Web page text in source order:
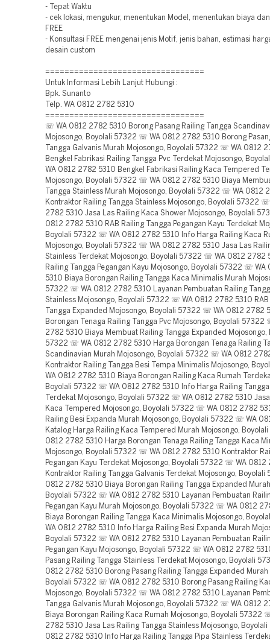
- Tepat Waktu
- cek lokasi, mengukur, menentukan Model, menentukan biaya
FREE
- Konsultasi FREE mengenai jenis Motif, jenis bahan, estimasi
desain custom
=================================
Untuk Informasi Lebih Lanjut Hubungi :
Bpk. Sunanto
Telp. WA 0812 2782 5310
=================================
☏ WA 0812 2782 5310 Borong Pasang Railing Tangga
Mojosongo, Boyolali 57322 ☏ WA 0812 2782 5310 Borong
Tangga Galvanis Murah Mojosongo, Boyolali 57322 ☏ WA 0812
Bengkel Fabrikasi Railing Tangga Pvc Terdekat Mojosongo,
WA 0812 2782 5310 Bengkel Fabrikasi Railing Kaca Tempered
Mojosongo, Boyolali 57322 ☏ WA 0812 2782 5310 Biaya
Tangga Stainless Murah Mojosongo, Boyolali 57322 ☏ WA 0812
Kontraktor Railing Tangga Stainless Mojosongo, Boyolali 57322
2782 5310 Jasa Las Railing Kaca Shower Mojosongo, Boyolali
0812 2782 5310 RAB Railing Tangga Pegangan Kayu Terdekat
Boyolali 57322 ☏ WA 0812 2782 5310 Info Harga Railing Kaca
Mojosongo, Boyolali 57322 ☏ WA 0812 2782 5310 Jasa Las
Stainless Terdekat Mojosongo, Boyolali 57322 ☏ WA 0812 2782
Railing Tangga Pegangan Kayu Mojosongo, Boyolali 57322 ☏ WA
5310 Biaya Borongan Railing Tangga Kaca Minimalis Murah
57322 ☏ WA 0812 2782 5310 Layanan Pembuatan Railing
Stainless Mojosongo, Boyolali 57322 ☏ WA 0812 2782 5310 RAB
Tangga Expanded Mojosongo, Boyolali 57322 ☏ WA 0812 2782
Borongan Tenaga Railing Tangga Pvc Mojosongo, Boyolali
2782 5310 Biaya Membuat Railing Tangga Expanded Mojosongo,
57322 ☏ WA 0812 2782 5310 Harga Borongan Tenaga Railing
Scandinavian Murah Mojosongo, Boyolali 57322 ☏ WA 0812
Kontraktor Railing Tangga Besi Tempa Minimalis Mojosongo,
WA 0812 2782 5310 Biaya Borongan Railing Kaca Rumah
Boyolali 57322 ☏ WA 0812 2782 5310 Info Harga Railing
Terdekat Mojosongo, Boyolali 57322 ☏ WA 0812 2782 5310
Kaca Tempered Mojosongo, Boyolali 57322 ☏ WA 0812 2782
Railing Besi Expanda Murah Mojosongo, Boyolali 57322 ☏ WA
Katalog Harga Railing Kaca Tempered Murah Mojosongo,
0812 2782 5310 Harga Borongan Tenaga Railing Tangga Kaca
Mojosongo, Boyolali 57322 ☏ WA 0812 2782 5310 Kontraktor
Pegangan Kayu Terdekat Mojosongo, Boyolali 57322 ☏ WA 0812
Kontraktor Railing Tangga Galvanis Terdekat Mojosongo,
0812 2782 5310 Biaya Borongan Railing Tangga Expanded
Boyolali 57322 ☏ WA 0812 2782 5310 Layanan Pembuatan
Pegangan Kayu Murah Mojosongo, Boyolali 57322 ☏ WA 0812
Biaya Borongan Railing Tangga Kaca Minimalis Mojosongo,
WA 0812 2782 5310 Info Harga Railing Besi Expanda Murah
Boyolali 57322 ☏ WA 0812 2782 5310 Layanan Pembuatan
Pegangan Kayu Mojosongo, Boyolali 57322 ☏ WA 0812 2782
Pasang Railing Tangga Stainless Terdekat Mojosongo, Boyolali
0812 2782 5310 Borong Pasang Railing Tangga Expanded Murah
Boyolali 57322 ☏ WA 0812 2782 5310 Borong Pasang Railing
Mojosongo, Boyolali 57322 ☏ WA 0812 2782 5310 Layanan
Tangga Galvanis Murah Mojosongo, Boyolali 57322 ☏ WA 0812
Biaya Borongan Railing Kaca Rumah Mojosongo, Boyolali 57322
2782 5310 Jasa Las Railing Tangga Stainless Mojosongo,
0812 2782 5310 Info Harga Railing Tangga Pipa Stainless